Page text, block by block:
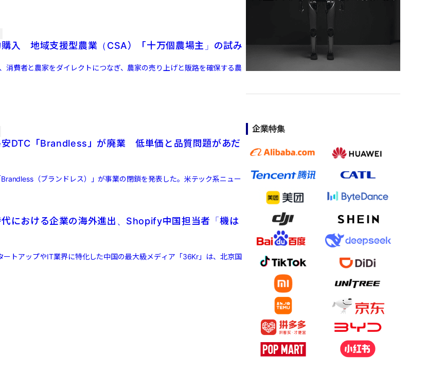
入 地域支援型農業（CSA）「十万個農場主」の試み
消費者と農家をダイレクトにつなぎ、農家の売り上げと販路を確保する農
安DTC「Brandless」が廃業 低単価と品質問題があだ
（ブランドレス）」が事業の閉鎖を発表した。米テック系ニュー
における企業の海外進出、Shopify中国担当者「機は
ートアップやIT業界に特化した中国の最大級メディア「36Kr」は、北京国
企業特集